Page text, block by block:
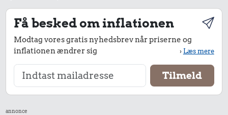
Få besked om inflationen
Modtag vores gratis nyhedsbrev når priserne og
inflationen ændrer sig
›Læs mere
annonce